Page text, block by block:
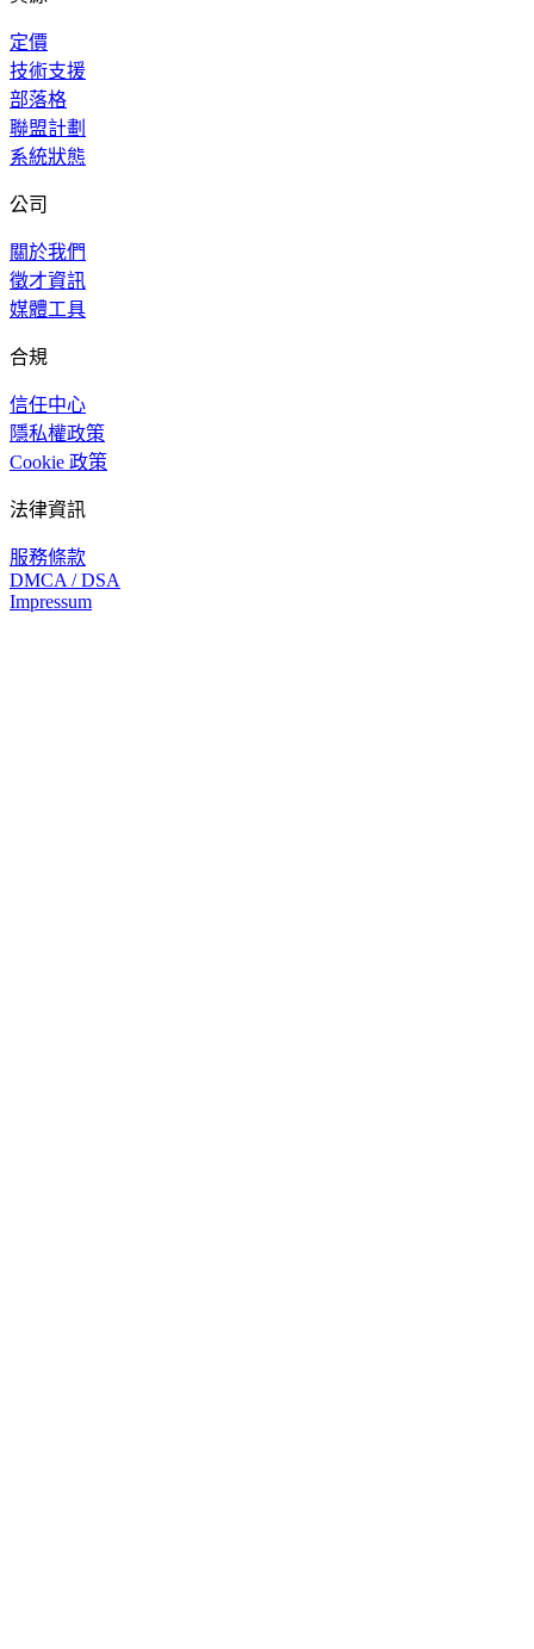
定價
技術支援
部落格
聯盟計劃
系統狀態
公司
關於我們
徵才資訊
媒體工具
合規
信任中心
隱私權政策
Cookie 政策
法律資訊
服務條款
DMCA / DSA
Impressum